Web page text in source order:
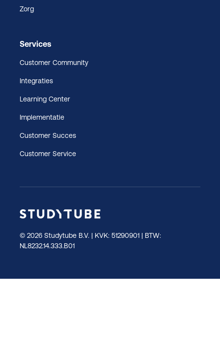
Zorg
Services
Customer Community
Integraties
Learning Center
Implementatie
Customer Succes
Customer Service
© 2026 Studytube B.V. | KVK: 51290901 | BTW:
NL8232.14.333.B01